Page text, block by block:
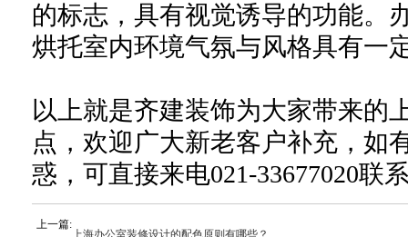
的标志，具有视觉诱导的功能。
烘托室内环境气氛与风格具有一
以上就是齐建装饰为大家带来的
点，欢迎广大新老客户补充，如
惑，可直接来电021-33677020联
上一篇:上海办公室装修设计的配色原则有哪些？